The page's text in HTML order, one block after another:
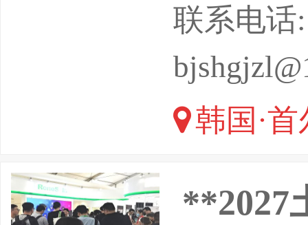
2万人次
展会核
工程机
联系电话
韩国·首
**2027